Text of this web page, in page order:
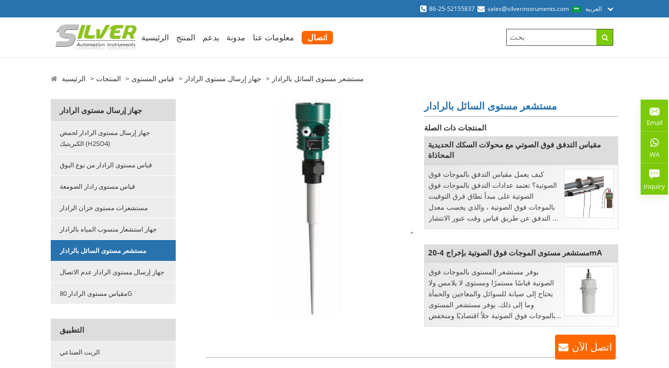
86-25-52155837 sales@silverinstruments.com العربية
الرئيسية المنتج يدعم مدونة معلومات عنا اتصال
الرئيسية المنتجات قياس المستوى جهاز إرسال مستوى الرادار مستشعر مستوى السائل بالرادار
جهاز إرسال مستوى الرادار
جهاز إرسال مستوى الرادار لحمض
الكبريتيك (H2SO4)
قياس مستوى الرادار من نوع البوق
قياس مستوى رادار الصومعة
مستشعرات مستوى خزان الرادار
جهاز استشعار منسوب المياه بالرادار
مستشعر مستوى السائل بالرادار
جهاز إرسال مستوى الرادار عدم الاتصال
مقياس مستوى الرادار 80G
التطبيق
الزيت الصناعي
مستشعر مستوى السائل بالرادار
المنتجات ذات الصلة
مقياس التدفق فوق الصوتي مع محولات السكك الحديدية
المحاذاة
كيف يعمل مقياس التدفق بالموجات فوق
الصوتية؟ تعتمد عدادات التدفق بالموجات فوق
الصوتية على مبدأ نطاق فرق التوقيت
بالموجات فوق الصوتية ، والذي يحسب معدل
التدفق عن طريق قياس وقت عبور الانتشار ...
مستشعر مستوى الموجات فوق الصوتية بإخراج 4-20mA
يوفر مستشعر المستوى بالموجات فوق
الصوتية قياسًا مستمرًا ومستوى لا يلامس ولا
يحتاج إلى صيانة للسوائل والمعاجين والحمأة
وما إلى ذلك. يوفر مستشعر المستوى
بالموجات فوق الصوتية حلاً اقتصاديًا ومنخفض
التكلفة ...
اتصل الآن
Email
WA
Inquiry